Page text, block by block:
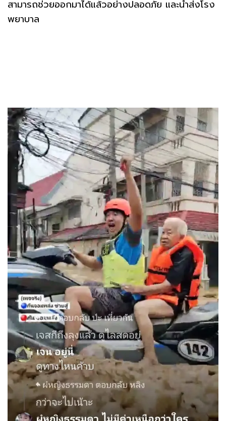
สามารถช่วยออกมาได้แล้วอย่างปลอดภัย และนำส่งโรง
พยาบาล